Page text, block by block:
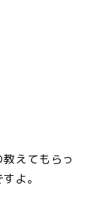
えてもらっ
よ。